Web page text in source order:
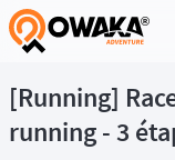
®
[Running]
running - 3